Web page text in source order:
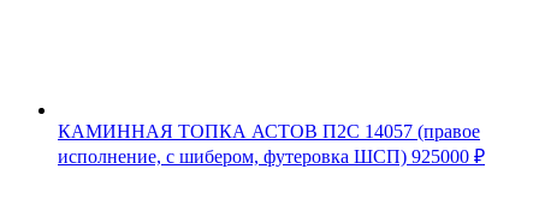
КАМИННАЯ ТОПКА АСТОВ П2С 14057 (правое
исполнение, с шибером, футеровка ШСП) 925000 ₽